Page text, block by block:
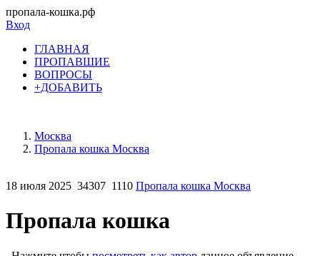
пропала-кошка.рф
Вход
ГЛАВНАЯ
ПРОПАВШИЕ
ВОПРОСЫ
+ДОБАВИТЬ
Москва
Пропала кошка Москва
18 июля 2025 34307 1110 Пропала кошка Москва
Пропала кошка